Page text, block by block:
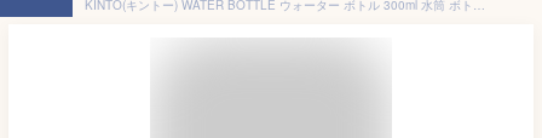
KINTO(キントー) WATER BOTTLE ウォーター ボトル 300ml 水筒 ボトル タンブラー おしゃれ シンプル KINTO ハンドル 持ち手 アウトドア 水 お茶 仕事 ウォーターボトル ドライブ